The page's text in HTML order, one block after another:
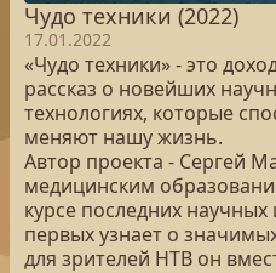
Чудо техники (2022)
17.01.2022
«Чудо техники» - это
рассказ о новейших
технологиях, которые
меняют нашу жизнь.
Автор проекта - Сергей
медицинским
курсе последних
первых узнает о
для зрителей НТВ он